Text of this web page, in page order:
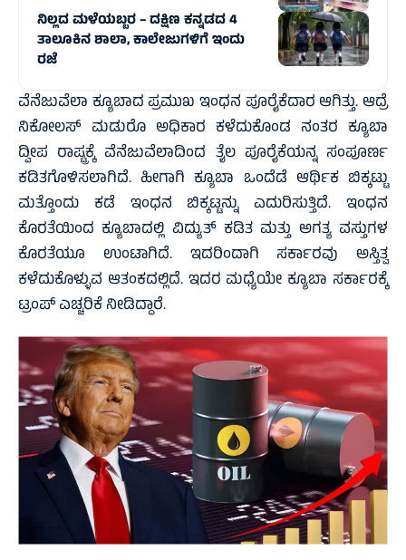
ನಿಲ್ಲದ ಮಳೆಯಬ್ಬರ – ದಕ್ಷಿಣ ಕನ್ನಡದ 4
ತಾಲೂಕಿನ ಶಾಲಾ, ಕಾಲೇಜುಗಳಿಗೆ ಇಂದು
ರಜೆ
ವೆನೆಜುವೆಲಾ ಕ್ಯೂಬಾದ ಪ್ರಮುಖ ಇಂಧನ ಪೂರೈಕೆದಾರ ಆಗಿತ್ತು. ಆದ್ರೆ
ನಿಕೋಲಸ್ ಮಡುರೊ ಅಧಿಕಾರ ಕಳೆದುಕೊಂಡ ನಂತರ ಕ್ಯೂಬಾ
ದ್ವೀಪ ರಾಷ್ಟ್ರಕ್ಕೆ ವೆನೆಜುವೆಲಾದಿಂದ ತೈಲ ಪೂರೈಕೆಯನ್ನ ಸಂಪೂರ್ಣ
ಕಡಿತಗೊಳಿಸಲಾಗಿದೆ. ಹೀಗಾಗಿ ಕ್ಯೂಬಾ ಒಂದೆಡೆ ಆರ್ಥಿಕ ಬಿಕ್ಕಟ್ಟು
ಮತ್ತೊಂದು ಕಡೆ ಇಂಧನ ಬಿಕ್ಕಟ್ಟನ್ನು ಎದುರಿಸುತ್ತಿದೆ. ಇಂಧನ
ಕೊರತೆಯಿಂದ ಕ್ಯೂಬಾದಲ್ಲಿ ವಿದ್ಯುತ್ ಕಡಿತ ಮತ್ತು ಅಗತ್ಯ ವಸ್ತುಗಳ
ಕೊರತೆಯೂ ಉಂಟಾಗಿದೆ. ಇದರಿಂದಾಗಿ ಸರ್ಕಾರವು ಅಸ್ತಿತ್ವ
ಕಳೆದುಕೊಳ್ಳುವ ಆತಂಕದಲ್ಲಿದೆ. ಇದರ ಮಧ್ಯೆಯೇ ಕ್ಯೂಬಾ ಸರ್ಕಾರಕ್ಕೆ
ಟ್ರಂಪ್‌ ಎಚ್ಚರಿಕೆ ನೀಡಿದ್ದಾರೆ.